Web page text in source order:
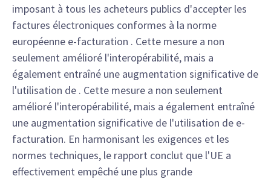
imposant à tous les acheteurs publics d'accepter les
factures électroniques conformes à la norme
européenne e-facturation . Cette mesure a non
seulement amélioré l'interopérabilité, mais a
également entraîné une augmentation significative de
l'utilisation de . Cette mesure a non seulement
amélioré l'interopérabilité, mais a également entraîné
une augmentation significative de l'utilisation de e-
facturation. En harmonisant les exigences et les
normes techniques, le rapport conclut que l'UE a
effectivement empêché une plus grande